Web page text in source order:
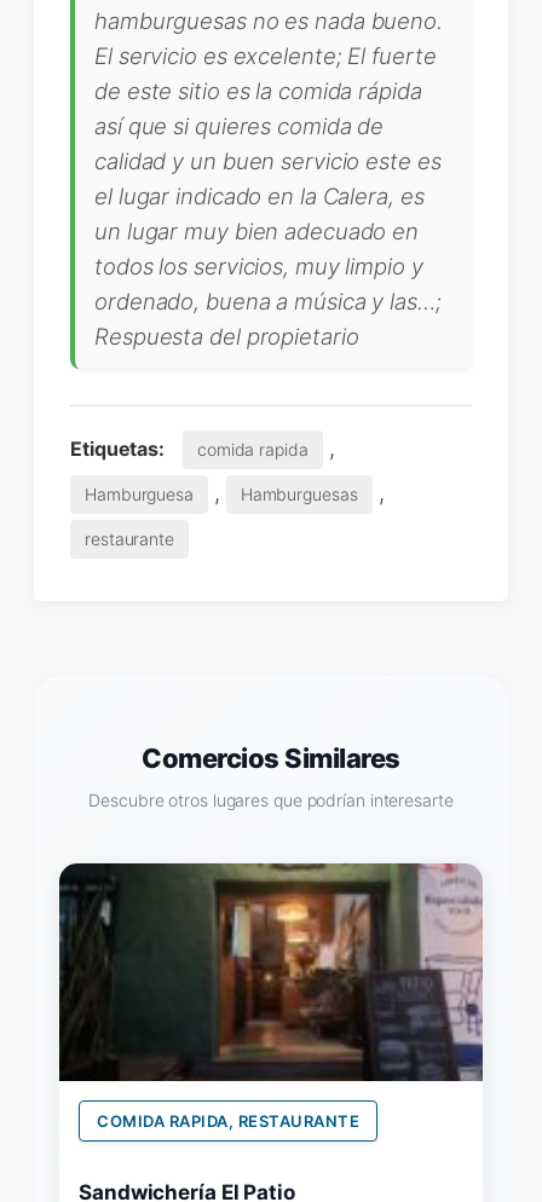
hamburguesas no es nada bueno.
El servicio es excelente; El fuerte
de este sitio es la comida rápida
así que si quieres comida de
calidad y un buen servicio este es
el lugar indicado en la Calera, es
un lugar muy bien adecuado en
todos los servicios, muy limpio y
ordenado, buena a música y las…;
Respuesta del propietario
Etiquetas: comida rapida ,
Hamburguesa , Hamburguesas ,
restaurante
Comercios Similares
Descubre otros lugares que podrían interesarte
COMIDA RAPIDA, RESTAURANTE
Sandwichería El Patio